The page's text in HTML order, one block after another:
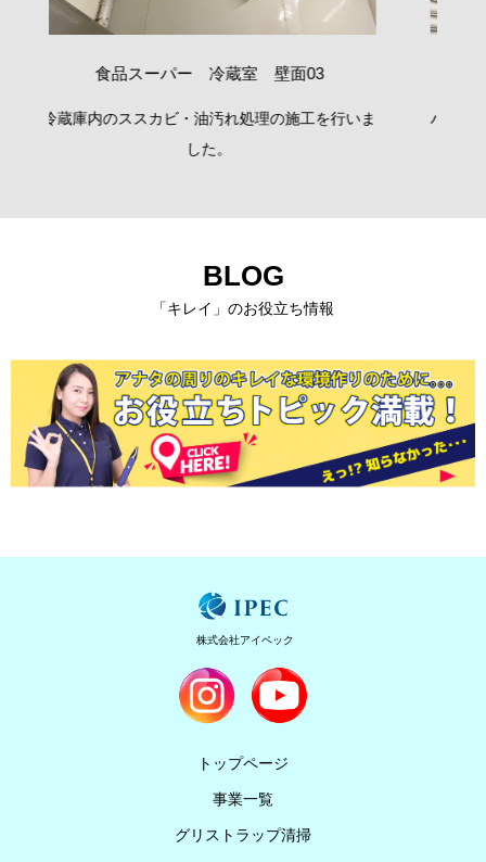
施工を行いま
食品スーパー バックヤード搬入口 天井
バックヤードの搬入口の天井や壁で繁殖したカビ
を弊社オリジナル洗浄液で除カビしました。
BLOG
「キレイ」のお役立ち情報
株式会社アイペック
トップページ
事業一覧
グリストラップ清掃